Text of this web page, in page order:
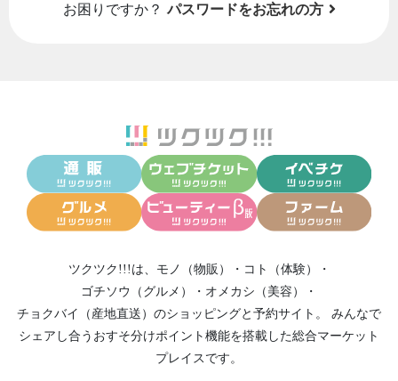
お困りですか？ パスワードをお忘れの方
ツクツク!!!は、 モノ（物販） ・ コト（体験）
・
ゴチソウ（グルメ）
・ オメカシ（美容）
・
チョクバイ（産地直送） のショッピングと予約サイト。
みんなで
シェアし合う おすそ分けポイント機能を搭載した総合マーケット
プレイスです。